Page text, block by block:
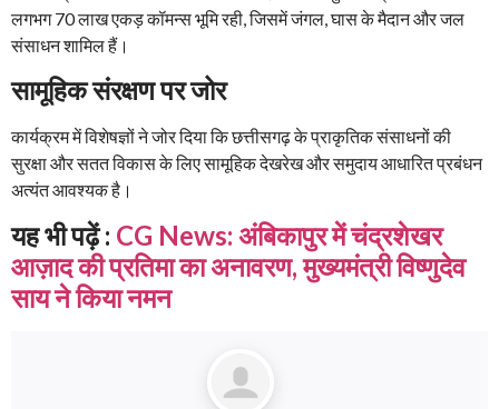
लगभग 70 लाख एकड़ कॉमन्स भूमि रही, जिसमें जंगल, घास के मैदान और जल
संसाधन शामिल हैं।
सामूहिक संरक्षण पर जोर
कार्यक्रम में विशेषज्ञों ने जोर दिया कि छत्तीसगढ़ के प्राकृतिक संसाधनों की
सुरक्षा और सतत विकास के लिए सामूहिक देखरेख और समुदाय आधारित प्रबंधन
अत्यंत आवश्यक है।
यह भी पढ़ें : CG News: अंबिकापुर में चंद्रशेखर
आज़ाद की प्रतिमा का अनावरण, मुख्यमंत्री विष्णुदेव
साय ने किया नमन